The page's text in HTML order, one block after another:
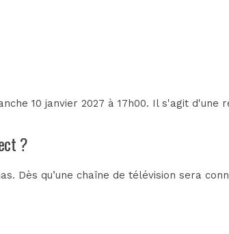
10 janvier 2027 à 17h00. Il s'agit d'une
?
Dès qu’une chaîne de télévision sera